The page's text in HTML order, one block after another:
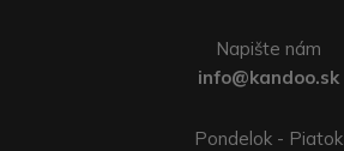
Napište nám
info@kandoo.sk
Pondelok - Piatok